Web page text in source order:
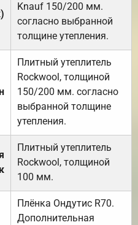
Knauf 150/200 мм.
согласно выбранной
толщине утепления.
Плитный утеплитель
Rockwool, толщиной
150/200 мм. согласно
выбранной толщине
утепления.
Плитный утеплитель
Rockwool, толщиной
100 мм.
Плёнка Ондутис R70.
Дополнительная